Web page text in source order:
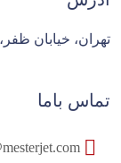
تهران، خیابان
تماس باما